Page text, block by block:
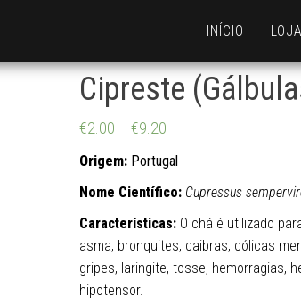
INÍCIO LOJA
Cipreste
€2.00 – €9.20
Origem: Portugal
Nome Científico: Cupressus
Características: O chá é utilizado
asma, bronquites, caibras, cólicas
gripes, laringite, tosse, hemorragias,
hipotensor.